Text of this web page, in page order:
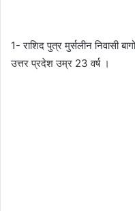
1- राशिद पुत्र मुर्सलीन निवासी
उत्तर प्रदेश उम्र 23 वर्ष ।